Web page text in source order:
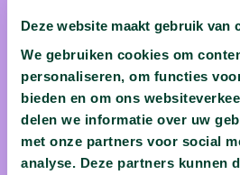
Deze website maakt gebruik van
We gebruiken cookies om
personaliseren, om functies
bieden en om ons
delen we informatie over uw
met onze partners voor social
analyse. Deze partners kunnen
Professor Jan van Hooff (1936) is
Ethologie verbonden aan de
groeide op in dierentuin
gefascineerd door het gedrag van
van Van Hooff richtte zich o.a. op